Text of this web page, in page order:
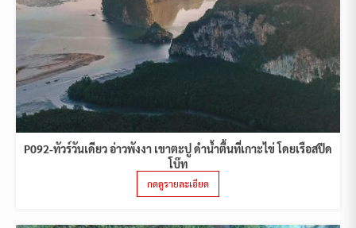
P092-ทัวร์วันเดียว อ่าวพังงา เขาตะปู ดำน้ำตื้นที่เกาะไข่ โดยเรือสปีด
โบ๊ท
กดดูรายละเอียด